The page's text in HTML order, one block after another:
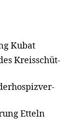
Kubat
Kreis­schüt­
Etteln